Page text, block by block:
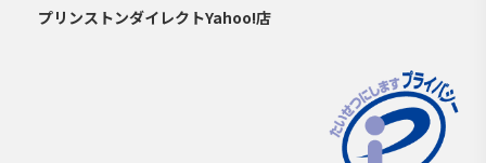
プリンストンダイレクトYahoo!店